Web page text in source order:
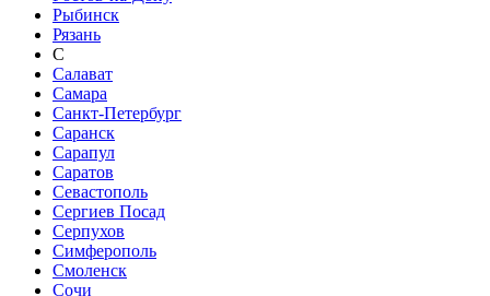
Рыбинск
Рязань
С
Салават
Самара
Санкт-Петербург
Саранск
Сарапул
Саратов
Севастополь
Сергиев Посад
Серпухов
Симферополь
Смоленск
Сочи